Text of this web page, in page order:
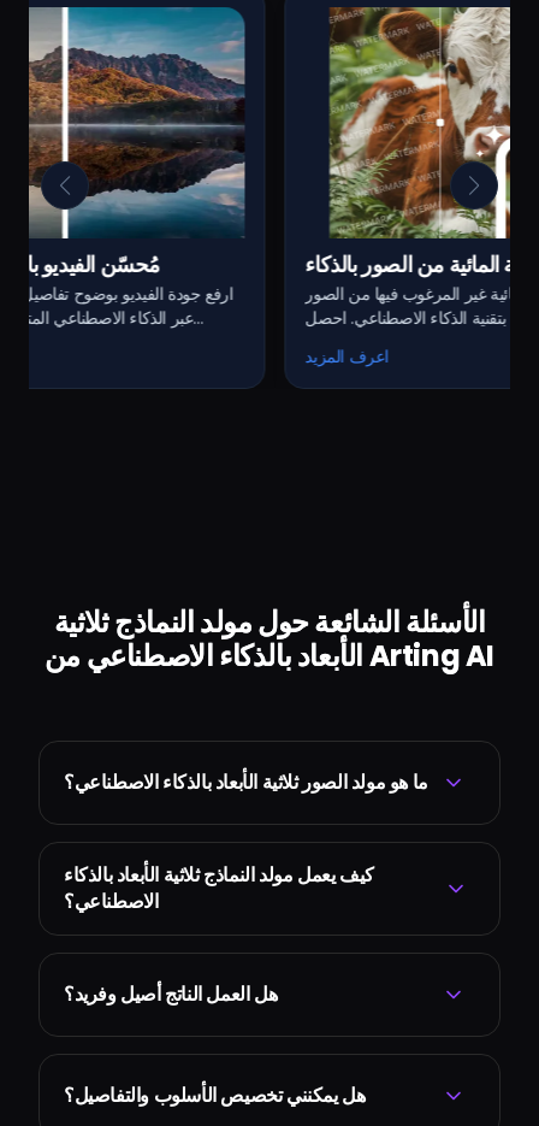
إزالة العلامة المائية من الصور بالذكاء
الاصطناعي
أزل العلامات المائية غير المرغوب فيها من الصور
بسرعة وبشكل نظيف بتقنية الذكاء الاصطناعي. احصل
مثالي
للخلفية
الأسئلة الشائعة حول مولد النماذج ثلاثية
الأبعاد بالذكاء الاصطناعي من Arting AI
ما هو مولد الصور ثلاثية الأبعاد بالذكاء الاصطناعي؟
كيف يعمل مولد النماذج ثلاثية الأبعاد بالذكاء
الاصطناعي؟
هل العمل الناتج أصيل وفريد؟
هل يمكنني تخصيص الأسلوب والتفاصيل؟